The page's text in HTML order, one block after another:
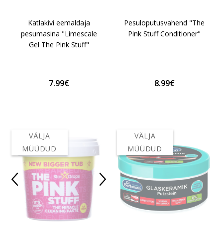
Katlakivi eemaldaja
pesumasina "Limescale
Gel The Pink Stuff"
7.99€
Pesuloputusvahend "The
Pink Stuff Conditioner"
8.99€
VÄLJA
MÜÜDUD
VÄLJA
MÜÜDUD